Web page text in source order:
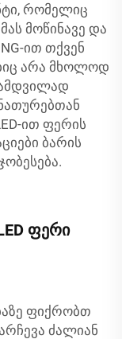
რომელიც
მოწინავე და
ით თქვენ
არა მხოლოდ
ით ფერის
ბარის
ფერი
ფიქრობთ
ძალიან